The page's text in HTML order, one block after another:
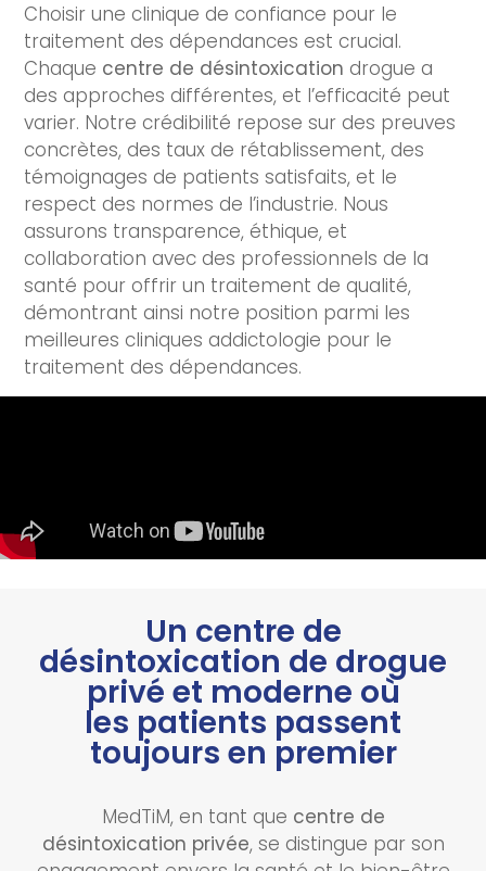
Choisir une clinique de confiance pour le
traitement des dépendances est crucial.
Chaque centre de désintoxication drogue a
des approches différentes, et l’efficacité peut
varier. Notre crédibilité repose sur des preuves
concrètes, des taux de rétablissement, des
témoignages de patients satisfaits, et le
respect des normes de l’industrie. Nous
assurons transparence, éthique, et
collaboration avec des professionnels de la
santé pour offrir un traitement de qualité,
démontrant ainsi notre position parmi les
meilleures cliniques addictologie pour le
traitement des dépendances.
Un centre de
désintoxication de drogue
privé et moderne où
les patients passent
toujours en premier
MedTiM, en tant que centre de
désintoxication privée, se distingue par son